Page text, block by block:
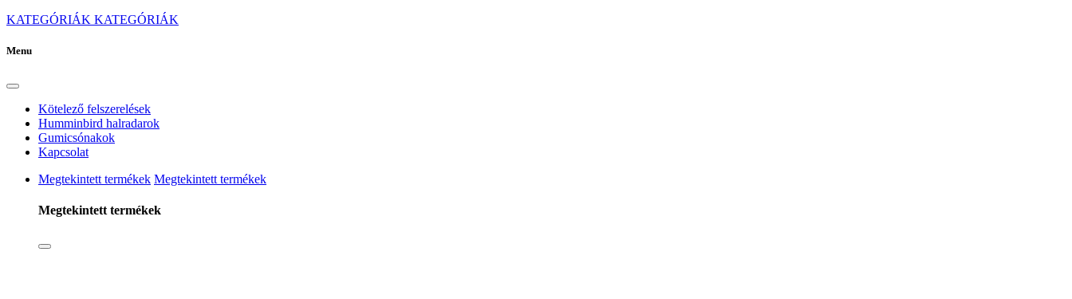
KATEGÓRIÁK KATEGÓRIÁK
Menu
Kötelező felszerelések
Humminbird halradarok
Gumicsónakok
Kapcsolat
Megtekintett termékek Megtekintett termékek
Megtekintett termékek